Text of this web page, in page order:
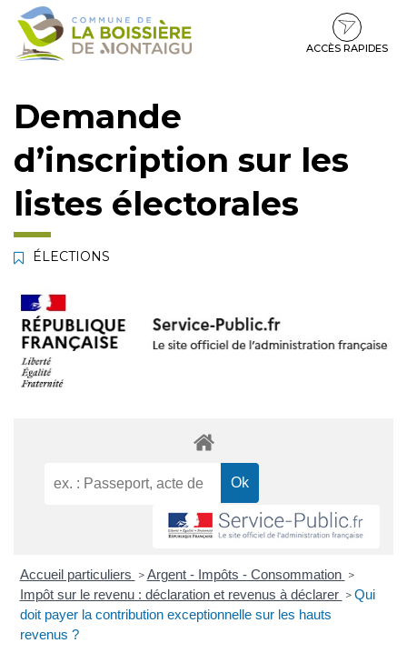
Gestion des traceurs
Aller
Aller
contenu
Aller
pied
ACCÈS RAPIDES
Demande
d’inscription sur les
listes électorales
ÉLECTIONS
Accueil particuliers > Argent - Impôts - Consommation >
Impôt sur le revenu : déclaration et revenus à déclarer > Qui
doit payer la contribution exceptionnelle sur les hauts
revenus ?